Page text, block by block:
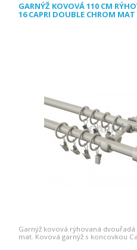
GARNÝŽ KOVOVÁ 110 CM
16 CAPRI DOUBLE CHROM MAT
Garnýž kovová rýhovaná
mat. Kovová garnýž s koncovkou